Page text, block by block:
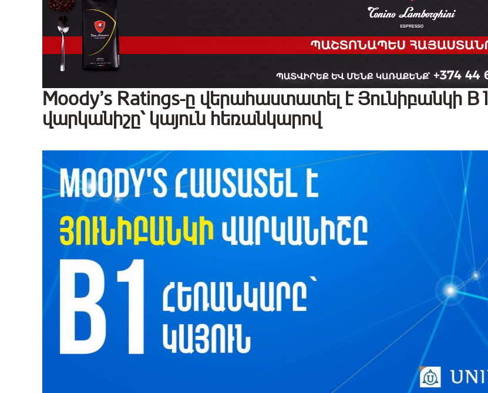
Moody’s Ratings-ը վերահաստատել է Յունիբանկի B1
վարկանիշը՝ կայուն հեռանկարով